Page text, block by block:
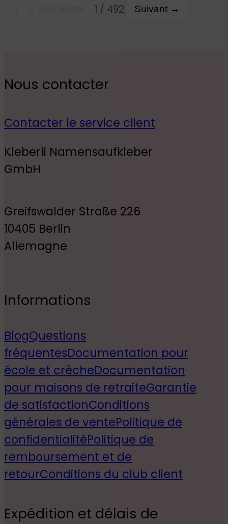
1 / 492 Suivant →
Nous contacter
Contacter le service client
Kleberli Namensaufkleber
GmbH
Greifswalder Straße 226
10405 Berlin
Allemagne
Informations
BlogQuestions
fréquentesDocumentation pour
école et crècheDocumentation
pour maisons de retraiteGarantie
de satisfactionConditions
générales de ventePolitique de
confidentialitéPolitique de
remboursement et de
retourConditions du club client
Expédition et délais de